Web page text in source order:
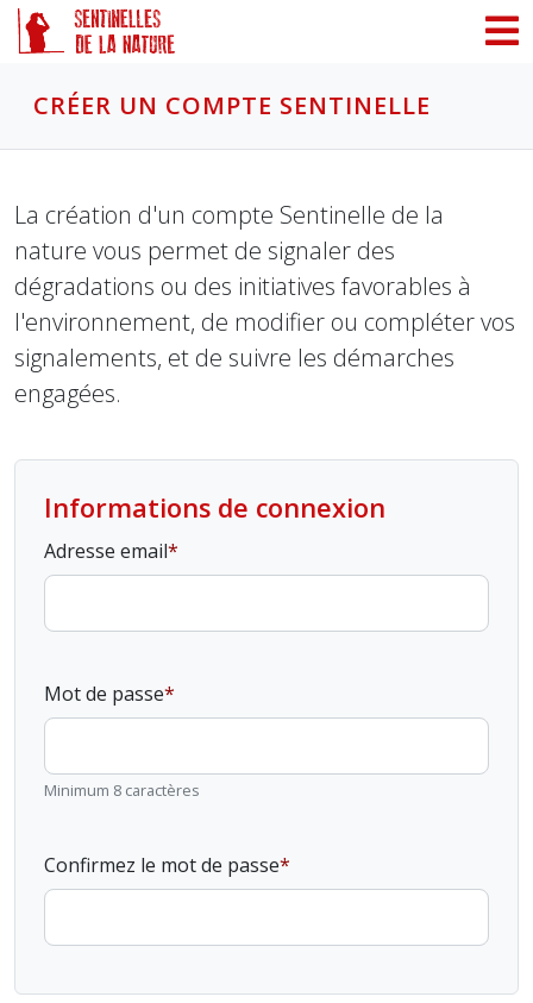
CRÉER UN COMPTE SENTINELLE
La création d'un compte Sentinelle de la
nature vous permet de signaler des
dégradations ou des initiatives favorables à
l'environnement, de modifier ou compléter vos
signalements, et de suivre les démarches
engagées.
Informations de connexion
Adresse email
Mot de passe
Minimum 8 caractères
Confirmez le mot de passe
Panneau de gestion des cookies